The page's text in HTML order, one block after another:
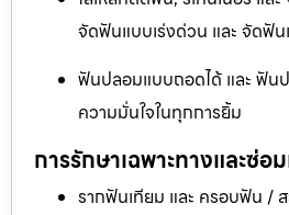
จัดฟันแบบเร่งด่วน และ จัดฟั
ฟันปลอมแบบถอดได้ และ ฟัน
ความมั่นใจในทุกการยิ้ม
การรักษาเฉพาะทางและซ่อ
รากฟันเทียม และ ครอบฟัน /